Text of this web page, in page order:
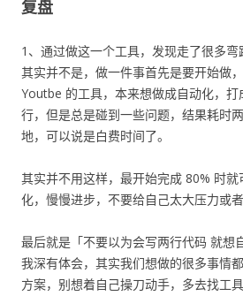
复盘
1、通过做这一个工具，发现走了很多弯
其实并不是，做一件事首先是要开始做
Youtbe 的工具，本来想做成自动化，打
行，但是总是碰到一些问题，结果耗时
地，可以说是白费时间了。
其实并不用这样，最开始完成 80% 时
化，慢慢进步，不要给自己太大压力或者
最后就是「不要以为会写两行代码 就想
我深有体会，其实我们想做的很多事情
方案，别想着自己操刀动手，多去找工